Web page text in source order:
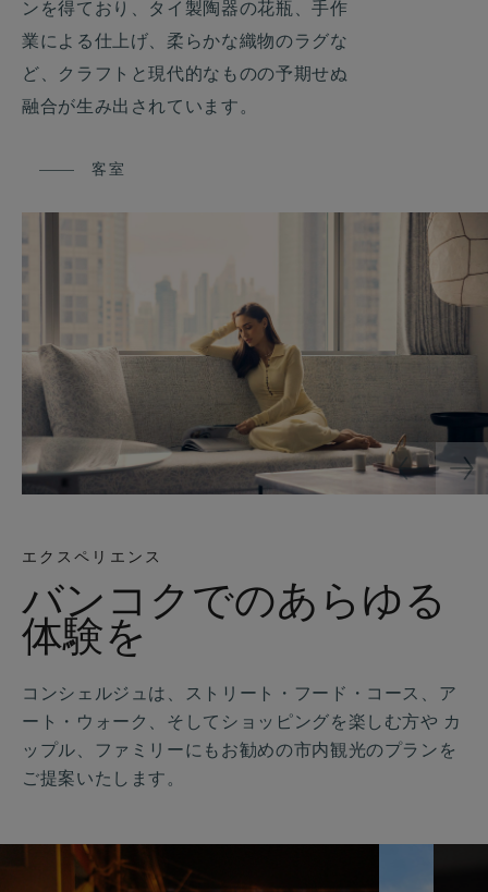
ンを得ており、タイ製陶器の花瓶、手作
業による仕上げ、柔らかな織物のラグな
ど、クラフトと現代的なものの予期せぬ
融合が生み出されています。
客室
エクスペリエンス
バンコクでのあらゆる
体験を
コンシェルジュは、ストリート・フード・コース、ア
ート・ウォーク、そしてショッピングを楽しむ方や カ
ップル、ファミリーにもお勧めの市内観光のプランを
ご提案いたします。